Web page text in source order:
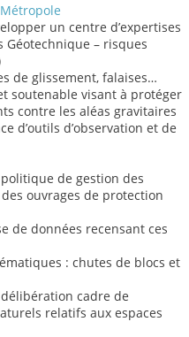
un centre d’expertises
Géotechnique – risques
de glissement, falaises…
soutenable visant à protéger
contre les aléas gravitaires
d’outils d’observation et de
de gestion des
ouvrages de protection
de données recensant ces
: chutes de blocs et
cadre de
relatifs aux espaces